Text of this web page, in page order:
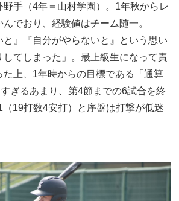
手（4年＝山村学園）。1年秋からレ
でおり、経験値はチーム随一。
と』『自分がやらないと』という思い
してしまった」。最上級生になって責
た上、1年時からの目標である「通算
ぎるあまり、第4節までの6試合を終
（19打数4安打）と序盤は打撃が低迷